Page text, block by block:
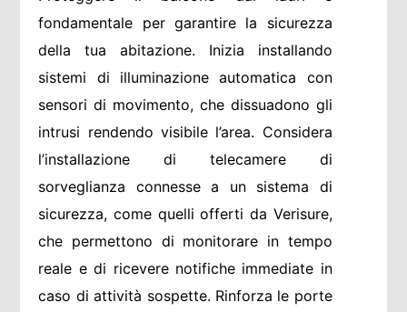
fondamentale per garantire la sicurezza
della tua abitazione. Inizia installando
sistemi di illuminazione automatica con
sensori di movimento, che dissuadono gli
intrusi rendendo visibile l’area. Considera
l’installazione di telecamere di
sorveglianza connesse a un sistema di
sicurezza, come quelli offerti da Verisure,
che permettono di monitorare in tempo
reale e di ricevere notifiche immediate in
caso di attività sospette. Rinforza le porte